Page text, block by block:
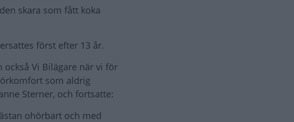
skara som fått koka
först efter 13 år.
Vi Bilägare när vi för
som aldrig
Sterner, och fortsatte:
ohörbart och med